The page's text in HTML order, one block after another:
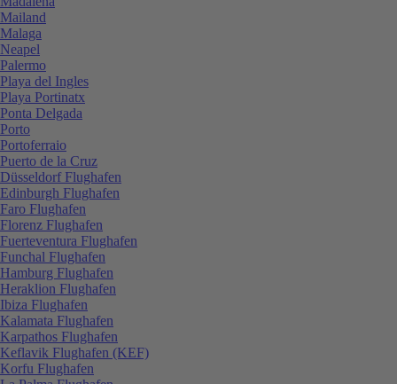
Mailand
Malaga
Neapel
Palermo
Playa del Ingles
Playa Portinatx
Ponta Delgada
Porto
Portoferraio
Puerto de la Cruz
Düsseldorf Flughafen
Edinburgh Flughafen
Faro Flughafen
Florenz Flughafen
Fuerteventura Flughafen
Funchal Flughafen
Hamburg Flughafen
Heraklion Flughafen
Ibiza Flughafen
Kalamata Flughafen
Karpathos Flughafen
Keflavik Flughafen (KEF)
Korfu Flughafen